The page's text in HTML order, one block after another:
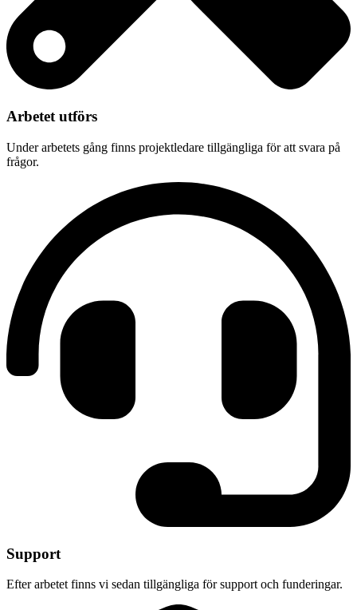
Arbetet utförs
Under arbetets gång finns projektledare tillgängliga för att svara på
frågor.
Support
Efter arbetet finns vi sedan tillgängliga för support och funderingar.